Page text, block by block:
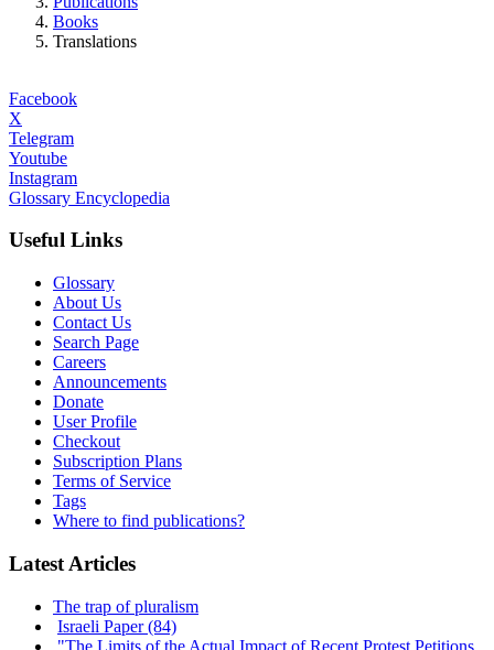
Books
Translations
Facebook
X
Telegram
Youtube
Instagram
Glossary Encyclopedia
Useful Links
Glossary
About Us
Contact Us
Search Page
Careers
Announcements
Donate
User Profile
Checkout
Subscription Plans
Terms of Service
Tags
Where to find publications?
Latest Articles
The trap of pluralism
Israeli Paper (84)
"The Limits of the Actual Impact of Recent Protest Petitions